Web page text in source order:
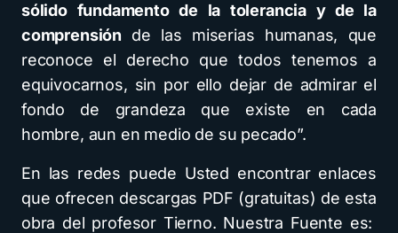
sólido fundamento de la tolerancia y de la
comprensión de las miserias humanas, que
reconoce el derecho que todos tenemos a
equivocarnos, sin por ello dejar de admirar el
fondo de grandeza que existe en cada
hombre, aun en medio de su pecado”.
En las redes puede Usted encontrar enlaces
que ofrecen descargas PDF (gratuitas) de esta
obra del profesor Tierno. Nuestra Fuente es: